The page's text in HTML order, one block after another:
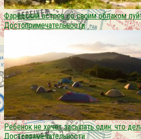
Фарерский остров со своим облаком
Достопримечательности
Ребенок не хочет засыпать один: что
Достопримечательности